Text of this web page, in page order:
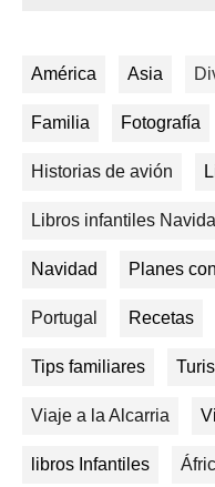
América Asia
Familia Fotografía
Historias de avión
Libros infantiles
Navidad Planes
Portugal Recetas
Tips familiares
Viaje a la Alcarria
libros Infantiles